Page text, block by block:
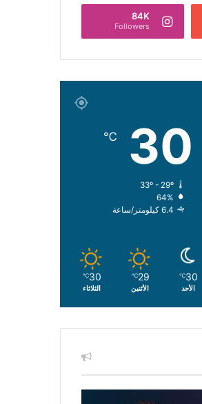
84K
Followers
30
℃
33º - 29º
64%
6.4 كيلومتر/ساعة
30
℃
الأحد
29
℃
الأثنين
30
℃
الثلاثاء